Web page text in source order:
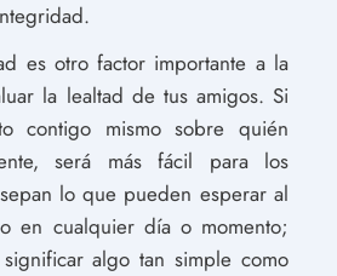
es otro factor importante a la
la lealtad de tus amigos. Si
contigo mismo sobre quién
será más fácil para los
lo que pueden esperar al
en cualquier día o momento;
algo tan simple como